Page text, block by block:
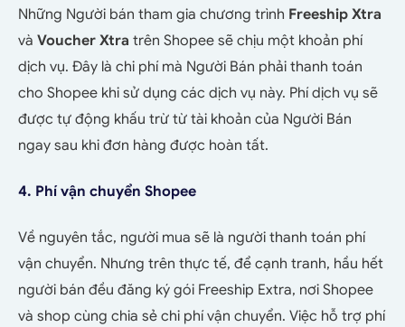
Những Người bán tham gia chương trình Freeship Xtra
và Voucher Xtra trên Shopee sẽ chịu một khoản phí
dịch vụ. Đây là chi phí mà Người Bán phải thanh toán
cho Shopee khi sử dụng các dịch vụ này. Phí dịch vụ sẽ
được tự động khấu trừ từ tài khoản của Người Bán
ngay sau khi đơn hàng được hoàn tất.
4. Phí vận chuyển Shopee
Về nguyên tắc, người mua sẽ là người thanh toán phí
vận chuyển. Nhưng trên thực tế, để cạnh tranh, hầu hết
người bán đều đăng ký gói Freeship Extra, nơi Shopee
và shop cùng chia sẻ chi phí vận chuyển. Việc hỗ trợ phí